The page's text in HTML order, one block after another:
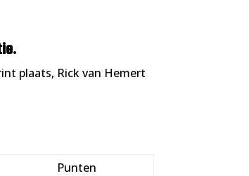
plaats, Rick van Hemert
Punten